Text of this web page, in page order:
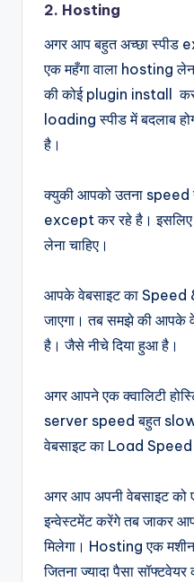
2. Hosting
अगर आप बहुत अच्छा स्पीड
एक महँगा वाला hosting
की कोई plugin install
loading स्पीड में बदलाब
है।
क्युकी आपको उतना speed
except कर रहे है। इसलिए
लेना चाहिए।
आपके वेबसाइट का Speed
जाएगा। तब समझे की आपके
है। जैसे नीचे दिया हुआ है।
अगर आपने एक क्वालिटी
server speed बहुत
वेबसाइट का Load Speed
अगर आप अपनी वेबसाइट
इन्वेस्टमेंट करेंगे तब जाकर
मिलेगा। Hosting एक
जितना ज्यादा पैसा